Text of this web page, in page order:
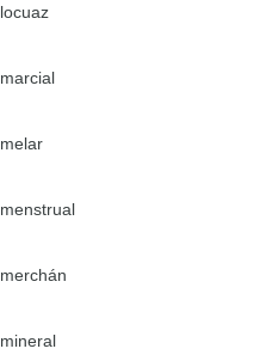
locuaz
marcial
melar
menstrual
merchán
mineral